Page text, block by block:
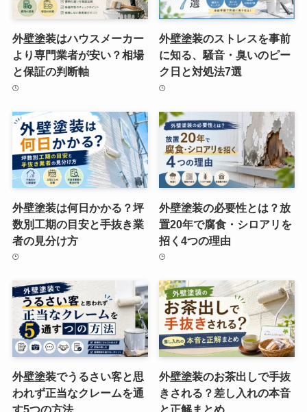
外壁塗装はハウスメーカー
より専門業者が安い？相場
と保証の判断軸
外壁塗装のストレスを事前
に知る、騒音・臭いのピー
ク日と対処法7選
外壁塗装は何日かかる？坪
数別工期の目安と手抜き業
者の見分け方
外壁塗装の必要性とは？放
置20年で腐食・シロアリを
招く4つの理由
外壁塗装でうるさい客と思
われず正当なクレームを通
す5つの方法
外壁塗装のお茶出しで手抜
きされる？差し入れの本音
と正解まとめ